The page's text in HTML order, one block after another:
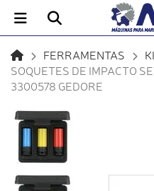
FERRAMENTAS
SOQUETES DE IMPACTO
3300578 GEDORE